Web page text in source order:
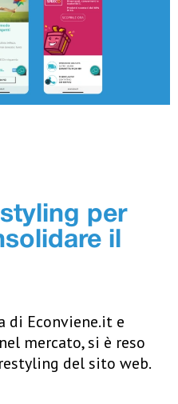
per
il
di Econviene.it e
mercato, si è reso
del sito web.